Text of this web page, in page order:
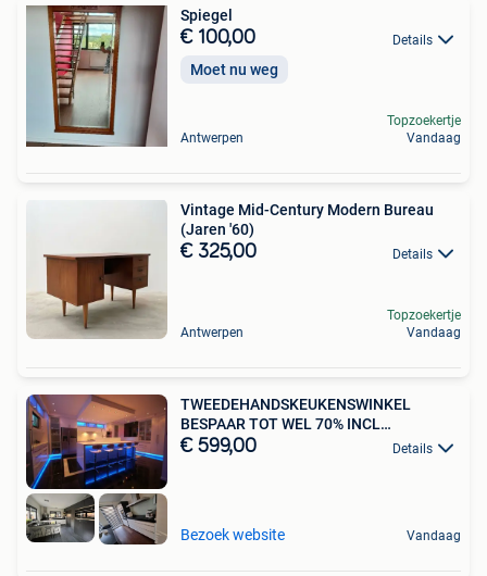
Spiegel
€ 100,00 Details
Moet nu weg
Antwerpen
Topzoekertje
Vandaag
Vintage Mid-Century Modern Bureau
(Jaren '60)
€ 325,00 Details
Antwerpen
Topzoekertje
Vandaag
TWEEDEHANDSKEUKENSWINKEL
BESPAAR TOT WEL 70% INCL
TOESTELLEN
€ 599,00 Details
Bezoek website Vandaag